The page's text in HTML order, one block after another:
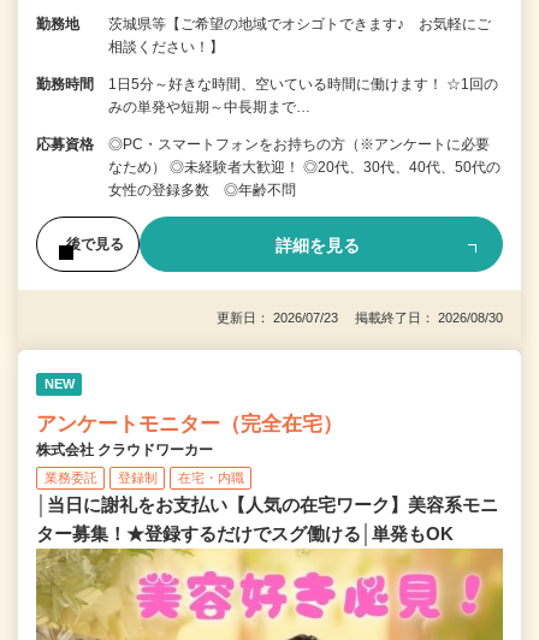
勤務地
茨城県等【ご希望の地域でオシゴトできます♪ お気軽にご
相談ください！】
勤務時間
1日5分～好きな時間、空いている時間に働けます！ ☆1回の
みの単発や短期～中長期まで…
応募資格
◎PC・スマートフォンをお持ちの方（※アンケートに必要
なため） ◎未経験者大歓迎！ ◎20代、30代、40代、50代の
女性の登録多数 ◎年齢不問
後で見る 詳細を見る
更新日： 2026/07/23 掲載終了日： 2026/08/30
NEW
アンケートモニター（完全在宅）
株式会社 クラウドワーカー
業務委託 登録制 在宅・内職
│当日に謝礼をお支払い【人気の在宅ワーク】美容系モニ
ター募集！★登録するだけでスグ働ける│単発もOK